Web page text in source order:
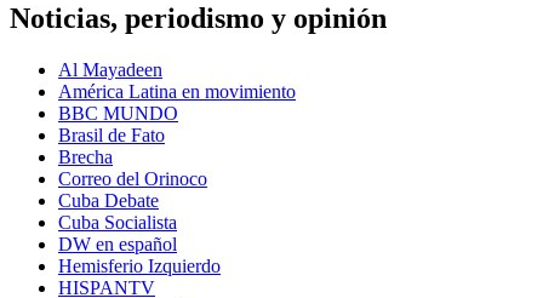
Noticias, periodismo y opinión
Al Mayadeen
América Latina en movimiento
BBC MUNDO
Brasil de Fato
Brecha
Correo del Orinoco
Cuba Debate
Cuba Socialista
DW en español
Hemisferio Izquierdo
HISPANTV